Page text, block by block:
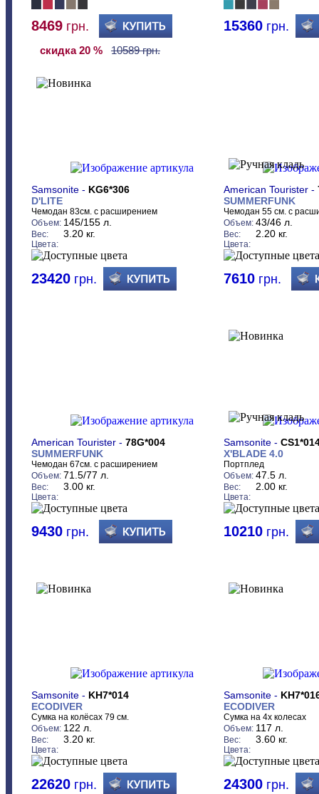
8469 грн.
скидка 20 % 10589 грн.
15360 грн.
Samsonite - KG6*306
D'LITE
Чемодан 83см. с расширением
Объем: 145/155 л.
Вес: 3.20 кг.
Цвета:
23420 грн.
American Tourister -
SUMMERFUNK
Чемодан 55 см. с
Объем: 43/46 л.
Вес: 2.20 кг.
Цвета:
7610 грн.
American Tourister - 78G*004
SUMMERFUNK
Чемодан 67см. с расширением
Объем: 71.5/77 л.
Вес: 3.00 кг.
Цвета:
9430 грн.
Samsonite -
X'BLADE 4.0
Портплед
Объем: 47.5 л.
Вес: 2.00 кг.
Цвета:
10210 грн.
Samsonite - KH7*014
ECODIVER
Сумка на колёсах 79 см.
Объем: 122 л.
Вес: 3.20 кг.
Цвета:
22620 грн.
Samsonite -
ECODIVER
Сумка на 4х колесах
Объем: 117 л.
Вес: 3.60 кг.
Цвета:
24300 грн.